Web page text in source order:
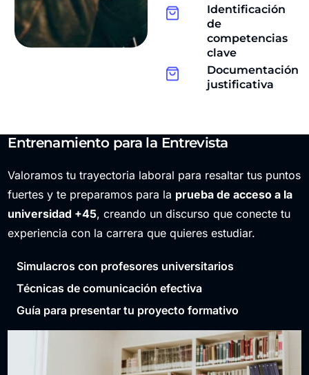
Identificación
de
competencias
clave
Documentación
justificativa
Entrenamiento para la Entrevista
Valoramos tu trayectoria laboral para resaltar tus puntos
fuertes y te preparamos para la prueba de acceso a la
universidad +45, creando un discurso que conecte tu
experiencia con la carrera que quieres estudiar.
Simulacros con profesores universitarios
Técnicas de comunicación efectiva
Guía para presentar tu proyecto formativo